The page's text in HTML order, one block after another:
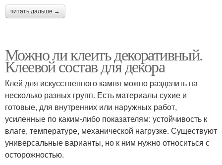
читать дальше →
Можно ли клеить декоративный.
Клеевой состав для декора
Клей для искусственного камня можно разделить на
несколько разных групп. Есть материалы сухие и
готовые, для внутренних или наружных работ,
усиленные по каким-либо показателям: устойчивость к
влаге, температуре, механической нагрузке. Существуют
универсальные варианты, но к ним нужно относиться с
осторожностью.